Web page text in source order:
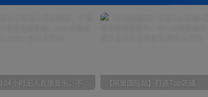
抖音24小时无人直播音乐，不违规，不封号纯撸音浪，小白实操当天日入1000+ 【阿里国际站】打造Top店铺&获得优质询盘客户，​95%的国际站讲师不会说的运营技巧